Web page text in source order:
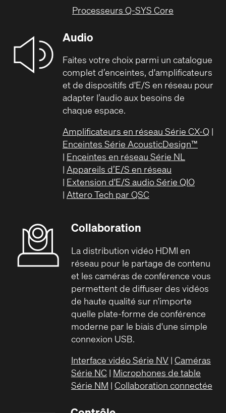
Processeurs Q-SYS Core
Audio
Faites votre choix parmi un catalogue
complet d’enceintes, d'amplificateurs
et de dispositifs d'E/S en réseau pour
adapter l’audio aux besoins de
chaque espace.
Amplificateurs en réseau Série CX-Q |
Enceintes Série AcousticDesign™
| Enceintes en réseau Série NL
| Appareils d’E/S en réseau
| Extension d'E/S audio Série QIO
| Attero Tech par QSC
Collaboration
La distribution vidéo HDMI en
réseau pour le partage de contenu
et les caméras de conférence vous
permettent de diffuser des vidéos
de haute qualité sur n'importe
quelle plate-forme de conférence
moderne par le biais d'une simple
connexion USB.
Interface vidéo Série NV | Caméras
Série NC | Microphones de table
Série NM | Collaboration connectée